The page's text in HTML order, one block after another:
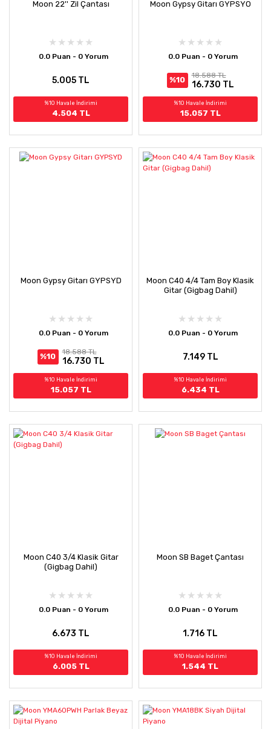
Moon 22'' Zil Çantası
0.0 Puan - 0 Yorum
5.005 TL
%10 Havale İndirimi
4.504 TL
Moon Gypsy Gitarı GYPSYO
0.0 Puan - 0 Yorum
%10
18.588 TL
16.730 TL
%10 Havale İndirimi
15.057 TL
Moon Gypsy Gitarı GYPSYD
0.0 Puan - 0 Yorum
%10
18.588 TL
16.730 TL
%10 Havale İndirimi
15.057 TL
Moon C40 4/4 Tam Boy Klasik
Gitar (Gigbag Dahil)
0.0 Puan - 0 Yorum
7.149 TL
%10 Havale İndirimi
6.434 TL
Moon C40 3/4 Klasik Gitar
(Gigbag Dahil)
0.0 Puan - 0 Yorum
6.673 TL
%10 Havale İndirimi
6.005 TL
Moon SB Baget Çantası
0.0 Puan - 0 Yorum
1.716 TL
%10 Havale İndirimi
1.544 TL